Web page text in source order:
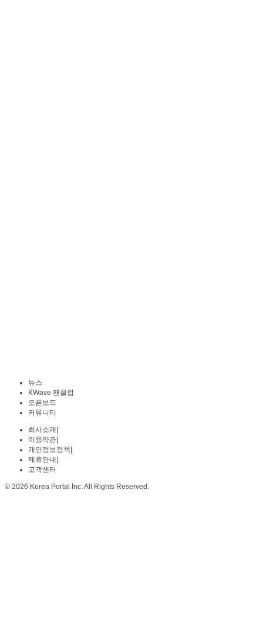
뉴스
KWave 팬클럽
오픈보드
커뮤니티
회사소개
이용약관
개인정보정책
제휴안내
고객센터
© 2026 Korea Portal Inc. All Rights Reserved.